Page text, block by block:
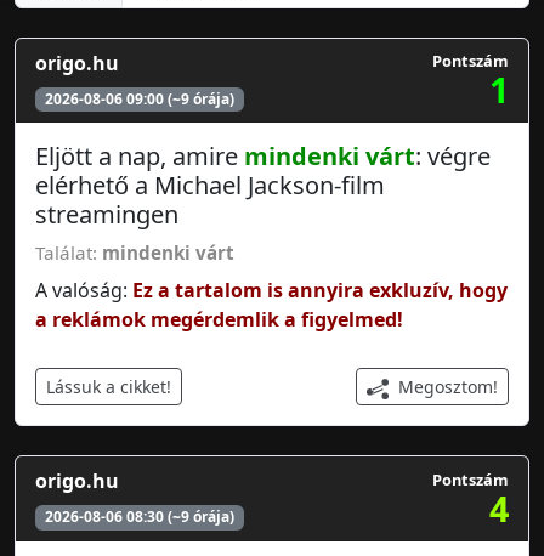
origo.hu
2026-08-06 09:00 (~9 órája)
Pontszám
1
Eljött a nap, amire mindenki várt: végre
elérhető a Michael Jackson-film
streamingen
Találat: mindenki várt
A valóság: Ez a tartalom is annyira exkluzív, hogy
a reklámok megérdemlik a figyelmed!
Lássuk a cikket! Megosztom!
origo.hu
2026-08-06 08:30 (~9 órája)
Pontszám
4